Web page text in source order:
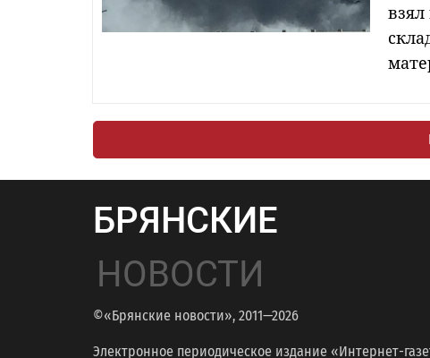
БРЯНСКИЕ
НОВОСТИ
©«Брянские новости», 2011—2026
Электронное периодическое издание «Интернет-